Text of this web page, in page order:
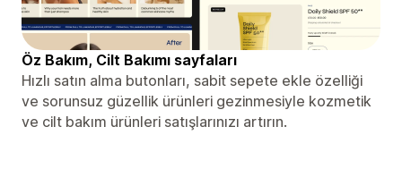
Öz Bakım, Cilt Bakımı sayfaları
Hızlı satın alma butonları, sabit sepete ekle özelliği
ve sorunsuz güzellik ürünleri gezinmesiyle kozmetik
ve cilt bakım ürünleri satışlarınızı artırın.